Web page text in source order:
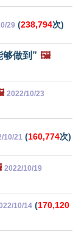
29 (238,794次)
做到” 🖼️
2022/10/23
10/21 (160,774次)
2022/10/19
10/14 (170,120